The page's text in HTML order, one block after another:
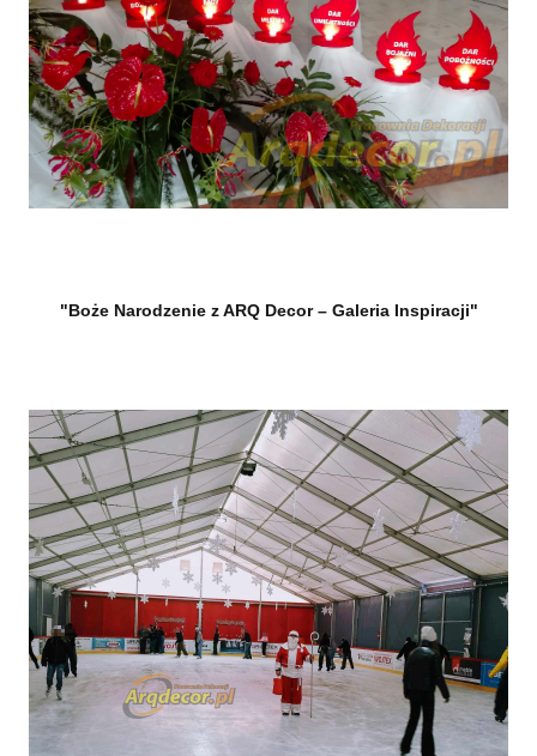
"Boże Narodzenie z ARQ Decor – Galeria Inspiracji"